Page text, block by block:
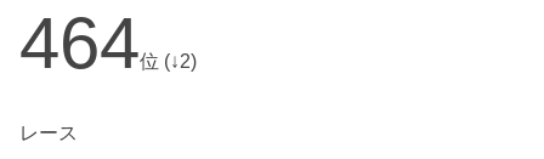
464位 (↓2)
レース